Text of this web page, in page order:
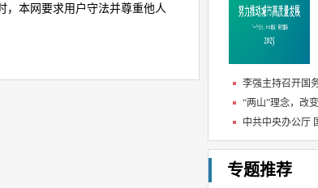
，本网要求用户守法并尊重他人
展...
李强主持召开国
“两山”理念，改
中共中央办公厅
专题推荐